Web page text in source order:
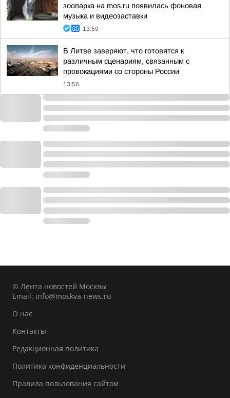
зоопарка на mos.ru появилась фоновая
музыка и видеозаставки
13:59
В Литве заверяют, что готовятся к
различным сценариям, связанным с
провокациями со стороны России
13:56
© Лента новостей Москвы
Email: info@moskva-news.ru
О нас
Контакты
Редакционная политика
Политика конфиденциальности
Правила пользования сайтом